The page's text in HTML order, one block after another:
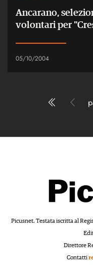
Ancarano,
volontari per
05/10/2004
Picusnet. Testata iscritta al
Direttore
Contatti